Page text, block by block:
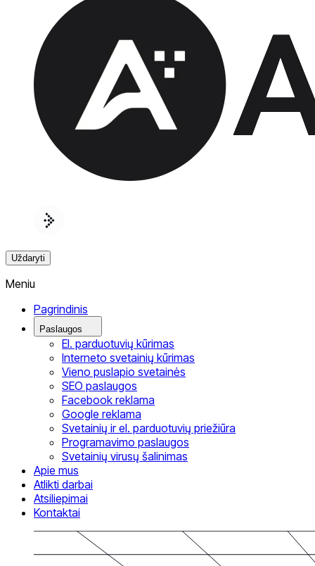
Uždaryti
Meniu
Pagrindinis
Paslaugos
El. parduotuvių kūrimas
Interneto svetainių kūrimas
Vieno puslapio svetainės
SEO paslaugos
Facebook reklama
Google reklama
Svetainių ir el. parduotuvių priežiūra
Programavimo paslaugos
Svetainių virusų šalinimas
Apie mus
Atlikti darbai
Atsiliepimai
Kontaktai